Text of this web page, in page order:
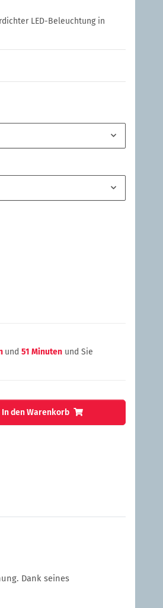
LED-Beleuchtung in
und 51 Minuten und Sie
In den Warenkorb
Dank seines